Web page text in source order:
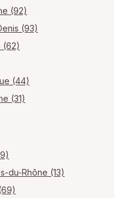
(92)
(93)
(62)
(44)
(31)
du-Rhône (13)